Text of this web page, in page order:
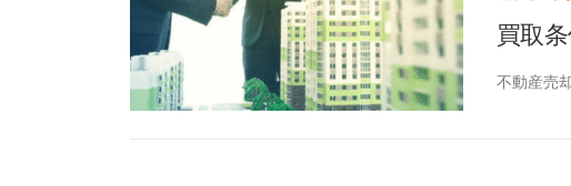
買取
不動産売